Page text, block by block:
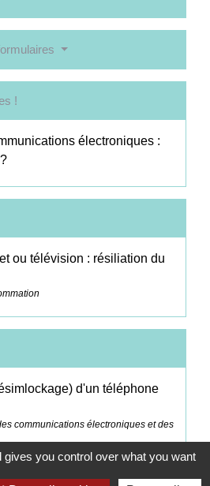
!
électroniques :
ou télévision : résiliation du
d'un téléphone
communications électroniques et des
you control over what you want